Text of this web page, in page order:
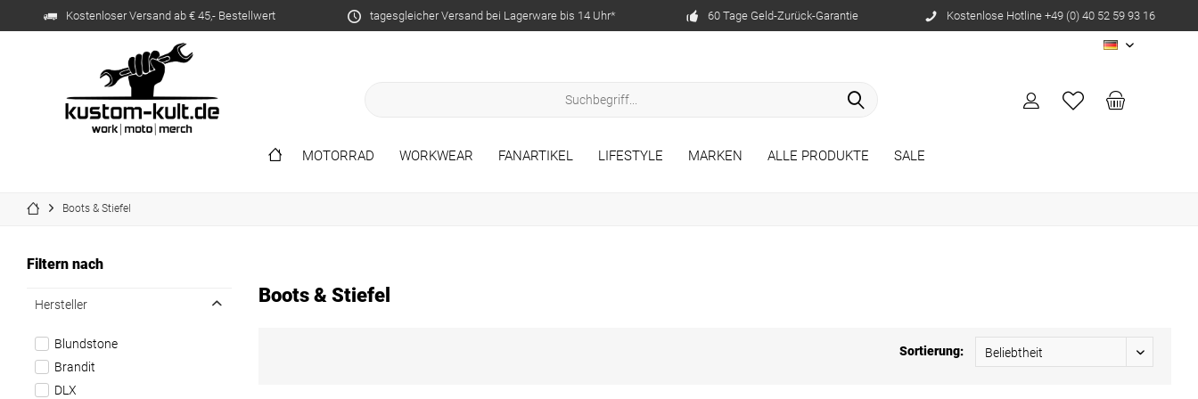
Kostenloser Versand ab € 45,- Bestellwert tagesgleicher Versand bei Lagerware bis 14 Uhr* 60 Tage Geld-Zurück-Garantie Kostenlose Hotline +49 (0) 40 52 59 93 16
DE
MOTORRAD WORKWEAR FANARTIKEL LIFESTYLE MARKEN ALLE PRODUKTE SALE
Boots & Stiefel
Filtern nach
Hersteller
Blundstone
Brandit
DLX
Boots & Stiefel
Sortierung: